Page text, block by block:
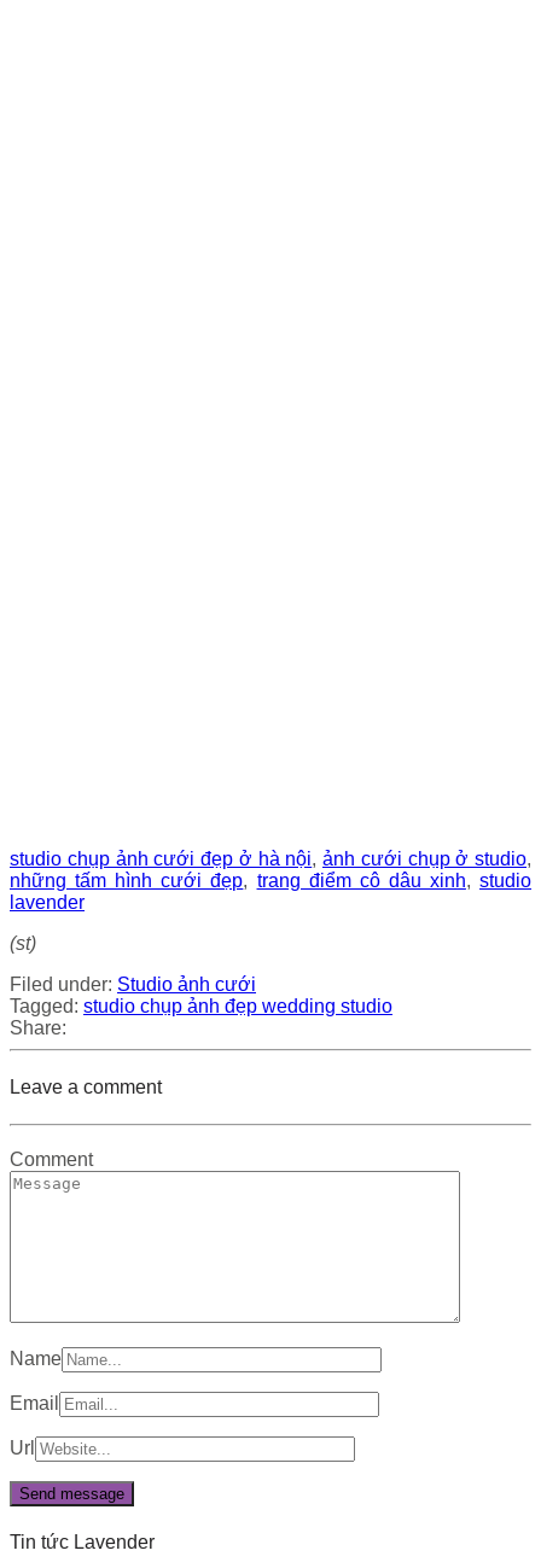
studio chụp ảnh cưới đẹp ở hà nội, ảnh cưới chụp ở studio,
những tấm hình cưới đẹp, trang điểm cô dâu xinh,studio
lavender
(st)
Filed under: Studio ảnh cưới
Tagged: studio chụp ảnh đẹp wedding studio
Share:
Leave a comment
Comment
Name
Email
Url
Tin tức Lavender